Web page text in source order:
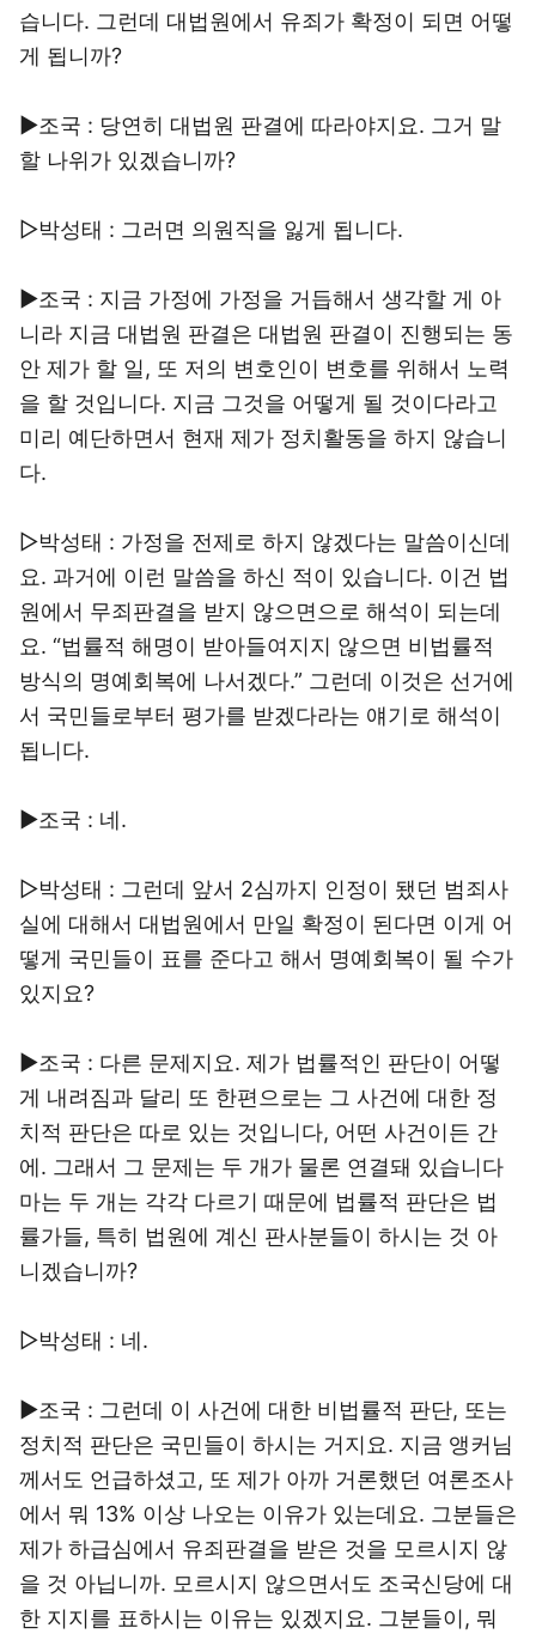
습니다. 그런데 대법원에서 유죄가 확정이 되면 어떻
게 됩니까?
▶조국 : 당연히 대법원 판결에 따라야지요. 그거 말
할 나위가 있겠습니까?
▷박성태 : 그러면 의원직을 잃게 됩니다.
▶조국 : 지금 가정에 가정을 거듭해서 생각할 게 아
니라 지금 대법원 판결은 대법원 판결이 진행되는 동
안 제가 할 일, 또 저의 변호인이 변호를 위해서 노력
을 할 것입니다. 지금 그것을 어떻게 될 것이다라고
미리 예단하면서 현재 제가 정치활동을 하지 않습니
다.
▷박성태 : 가정을 전제로 하지 않겠다는 말씀이신데
요. 과거에 이런 말씀을 하신 적이 있습니다. 이건 법
원에서 무죄판결을 받지 않으면으로 해석이 되는데
요. “법률적 해명이 받아들여지지 않으면 비법률적
방식의 명예회복에 나서겠다.” 그런데 이것은 선거에
서 국민들로부터 평가를 받겠다라는 얘기로 해석이
됩니다.
▶조국 : 네.
▷박성태 : 그런데 앞서 2심까지 인정이 됐던 범죄사
실에 대해서 대법원에서 만일 확정이 된다면 이게 어
떻게 국민들이 표를 준다고 해서 명예회복이 될 수가
있지요?
▶조국 : 다른 문제지요. 제가 법률적인 판단이 어떻
게 내려짐과 달리 또 한편으로는 그 사건에 대한 정
치적 판단은 따로 있는 것입니다, 어떤 사건이든 간
에. 그래서 그 문제는 두 개가 물론 연결돼 있습니다
마는 두 개는 각각 다르기 때문에 법률적 판단은 법
률가들, 특히 법원에 계신 판사분들이 하시는 것 아
니겠습니까?
▷박성태 : 네.
▶조국 : 그런데 이 사건에 대한 비법률적 판단, 또는
정치적 판단은 국민들이 하시는 거지요. 지금 앵커님
께서도 언급하셨고, 또 제가 아까 거론했던 여론조사
에서 뭐 13% 이상 나오는 이유가 있는데요. 그분들은
제가 하급심에서 유죄판결을 받은 것을 모르시지 않
을 것 아닙니까. 모르시지 않으면서도 조국신당에 대
한 지지를 표하시는 이유는 있겠지요. 그분들이, 뭐